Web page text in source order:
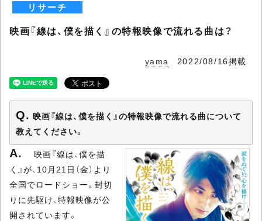
リサーチ
映画『線は、僕を描く』の特報映像で流れる曲は？
yama 2022/08/16掲載
映画『線は、僕を描く』の特報映像で流れる曲について
教えてください。
映画『線は、僕を描
く』が、10月21日（金）より
全国でロードショー。封切
りに先駆け、特報映像が公
開されています。